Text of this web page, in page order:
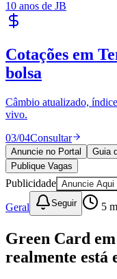
Publicidade Legal
Política
Esportes
Cultura
Meio Ambiente
Obras
Educação
Bairros de Barueri
Selecione sua região
AldeiaAldeia da Serra
10 anos de JB
Cotações em
bolsa
Câmbio atualizado,
vivo.
03/04Consultar
Anuncie no Portal Guia
Publique Vagas
Publicidade Anuncie Aqui
Geral Seguir 5
Green Card
realmente está